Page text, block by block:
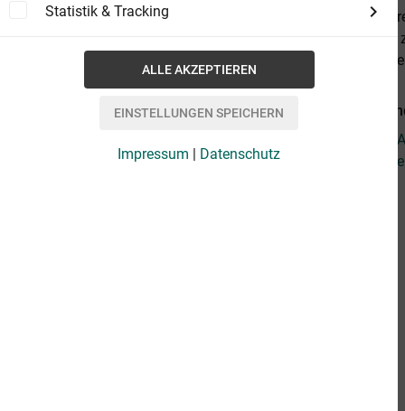
er seine
starken
Book, wie
Fragen zum
Weitere
Statistik & Tracking
Impressum | Datenschutz